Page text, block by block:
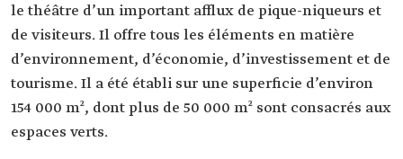
le théâtre d’un important afflux de pique-niqueurs et
de visiteurs. Il offre tous les éléments en matière
d’environnement, d’économie, d’investissement et de
tourisme. Il a été établi sur une superficie d’environ
154 000 m², dont plus de 50 000 m² sont consacrés aux
espaces verts.